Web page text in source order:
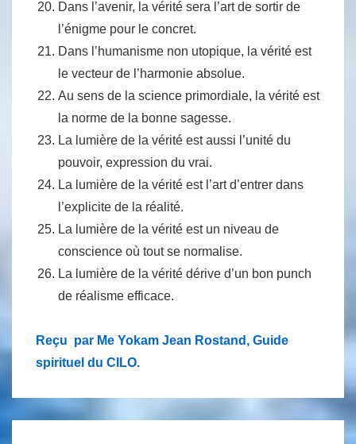
Dans l’avenir, la vérité sera l’art de sortir de
l’énigme pour le concret.
Dans l’humanisme non utopique, la vérité est
le vecteur de l’harmonie absolue.
Au sens de la science primordiale, la vérité est
la norme de la bonne sagesse.
La lumière de la vérité est aussi l’unité du
pouvoir, expression du vrai.
La lumière de la vérité est l’art d’entrer dans
l’explicite de la réalité.
La lumière de la vérité est un niveau de
conscience où tout se normalise.
La lumière de la vérité dérive d’un bon punch
de réalisme efficace.
Reçu par Me Yokam Jean Rostand, Guide
spirituel du CILO.